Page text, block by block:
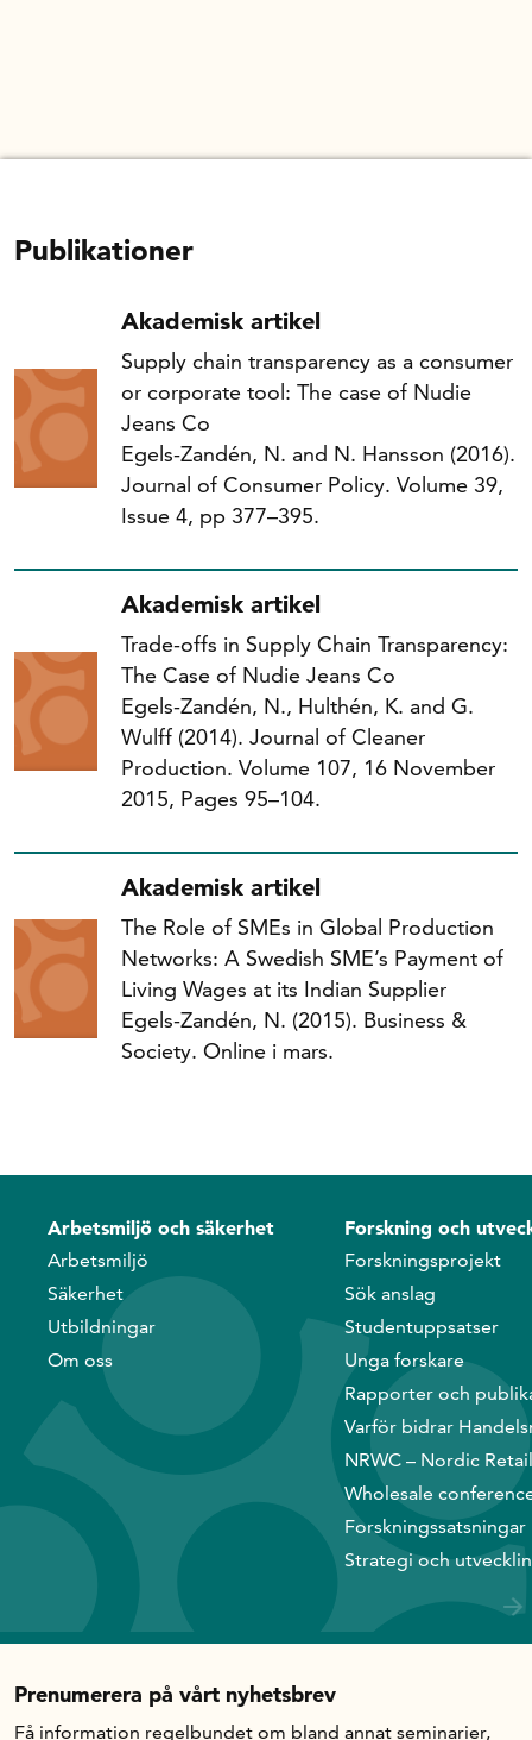
Publikationer
Akademisk artikel
Supply chain transparency as a consumer
or corporate tool: The case of Nudie
Jeans Co
Egels-Zandén, N. and N. Hansson (2016).
Journal of Consumer Policy. Volume 39,
Issue 4, pp 377–395.
Akademisk artikel
Trade-offs in Supply Chain Transparency:
The Case of Nudie Jeans Co
Egels-Zandén, N., Hulthén, K. and G.
Wulff (2014). Journal of Cleaner
Production. Volume 107, 16 November
2015, Pages 95–104.
Akademisk artikel
The Role of SMEs in Global Production
Networks: A Swedish SME’s Payment of
Living Wages at its Indian Supplier
Egels-Zandén, N. (2015). Business &
Society. Online i mars.
Arbetsmiljö och säkerhet
Arbetsmiljö
Säkerhet
Utbildningar
Om oss
Forskning och
Forskningsprojekt
Sök anslag
Studentuppsatser
Unga forskare
Rapporter och
Varför bidrar
NRWC – Nordic
Wholesale
Forskningssatsningar
Strategi och
Prenumerera på vårt nyhetsbrev
Få information regelbundet om bland annat seminarier,